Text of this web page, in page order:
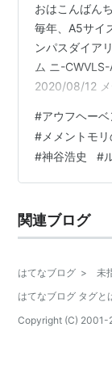
おはこんばん
毎年、A5サイ
ンパスダイア
ム ニ-
2020/08/12 メ
んか書かれた
な！ ・分から
た言葉 ・流れ
一部からアー
#アウフヘーベ
# メメントモ
#神谷浩史 #
関連ブログ
はてなブログ > 未
はてなブログ タグと
Copyright (C) 2001-